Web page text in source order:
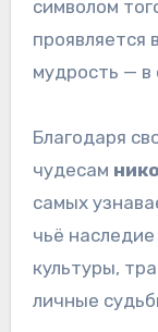
символом
проявляется
мудрость — в
Благодаря
чудесам
самых
чьё
культуры,
личные